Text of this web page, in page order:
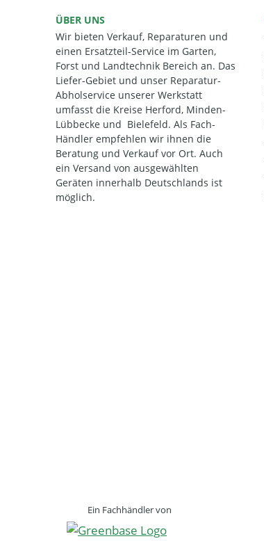
ÜBER UNS
Wir bieten Verkauf, Reparaturen und
einen Ersatzteil-Service im Garten,
Forst und Landtechnik Bereich an. Das
Liefer-Gebiet und unser Reparatur-
Abholservice unserer Werkstatt
umfasst die Kreise Herford, Minden-
Lübbecke und Bielefeld. Als Fach-
Händler empfehlen wir ihnen die
Beratung und Verkauf vor Ort. Auch
ein Versand von ausgewählten
Geräten innerhalb Deutschlands ist
möglich.
Ein Fachhändler von